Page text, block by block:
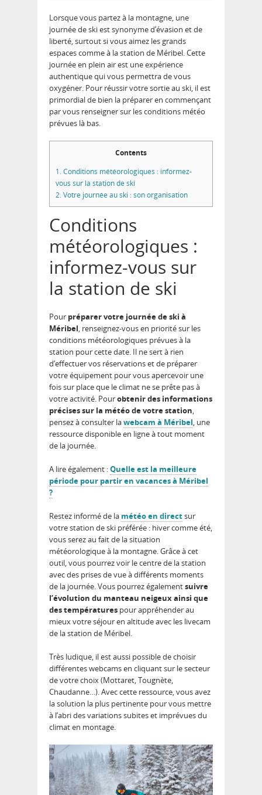
Lorsque vous partez à la montagne, une
journée de ski est synonyme d’évasion et de
liberté, surtout si vous aimez les grands
espaces comme à la station de Méribel. Cette
journée en plein air est une expérience
authentique qui vous permettra de vous
oxygéner. Pour réussir votre sortie au ski, il est
primordial de bien la préparer en commençant
par vous renseigner sur les conditions météo
prévues là bas.
Contents
1.Conditions météorologiques : informez-
vous sur la station de ski
2.Votre journée au ski : son organisation
Conditions
météorologiques :
informez-vous sur
la station de ski
Pour préparer votre journée de ski à
Méribel, renseignez-vous en priorité sur les
conditions météorologiques prévues à la
station pour cette date. Il ne sert à rien
d’effectuer vos réservations et de préparer
votre équipement pour vous apercevoir une
fois sur place que le climat ne se prête pas à
votre activité. Pourobtenir des informations
précises sur la météo de votre station,
pensez à consulter lawebcam à Méribel, une
ressource disponible en ligne à tout moment
de la journée.
A lire également :Quelle est la meilleure
période pour partir en vacances à Méribel
?
Restez informé de la météo en directsur
votre station de ski préférée : hiver comme été,
vous serez au fait de la situation
météorologique à la montagne. Grâce à cet
outil, vous pourrez voir le centre de la station
avec des prises de vue à différents moments
de la journée. Vous pourrez égalementsuivre
l’évolution du manteau neigeux ainsi que
des températures pour appréhender au
mieux votre séjour en altitude avec les livecam
de la station de Méribel.
Très ludique, il est aussi possible de choisir
différentes webcams en cliquant sur le secteur
de votre choix (Mottaret, Tougnète,
Chaudanne…). Avec cette ressource, vous avez
la solution la plus pertinente pour vous mettre
à l’abri des variations subites et imprévues du
climat en montage.